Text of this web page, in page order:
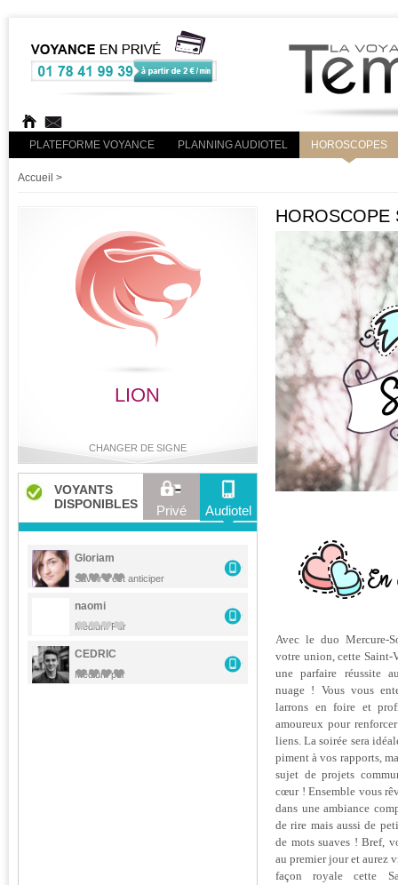
PLATEFORME VOYANCE PLANNING AUDIOTEL HOROSCOPES
Accueil >
LION
CHANGER DE SIGNE
Bélier Taureau Gémeaux Cancer
Vierge Scorpion
VOYANTS
DISPONIBLES
Privé Audiotel
Gloriam
Savoir c'est anticiper
naomi
Médium Pur
CEDRIC
Médium pur
HOROSCOPE
Avec le duo Mercure-
votre union, cette Saint-
une parfaire réussite
nuage ! Vous vous
larrons en foire et
amoureux pour
liens. La soirée sera
piment à vos rapports,
sujet de projets
cœur ! Ensemble vous
dans une ambiance
de rire mais aussi de
de mots suaves ! Bref,
au premier jour et aurez
façon royale cette